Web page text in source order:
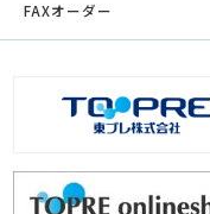
FAXオーダー